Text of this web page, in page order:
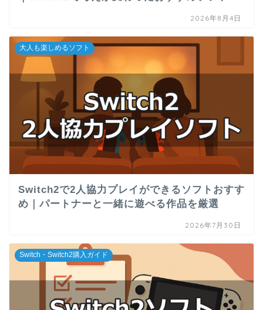
2026年8月4日
大人も楽しめるソフト
Switch2で2人協力プレイができるソフトおすす
め｜パートナーと一緒に遊べる作品を厳選
2026年7月30日
Switch・Switch2購入ガイド